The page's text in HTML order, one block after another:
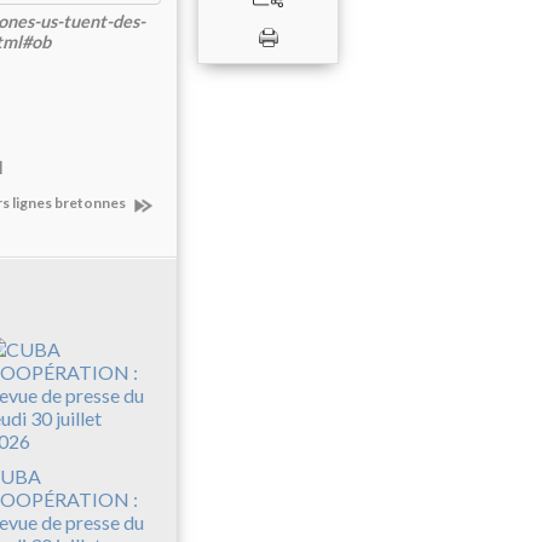
us-tuent-des-
lignes bretonnes
:
de presse du